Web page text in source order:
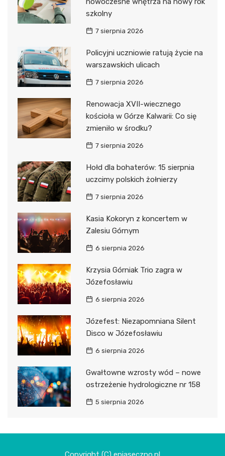
szkolny
7 sierpnia 2026
Policyjni uczniowie ratują życie na
warszawskich ulicach
7 sierpnia 2026
Renowacja XVII-wiecznego
kościoła w Górze Kalwarii: Co się
zmieniło w środku?
7 sierpnia 2026
Hołd dla bohaterów: 15 sierpnia
uczcimy polskich żołnierzy
7 sierpnia 2026
Kasia Kokoryn z koncertem w
Zalesiu Górnym
6 sierpnia 2026
Krzysia Górniak Trio zagra w
Józefosławiu
6 sierpnia 2026
Józefest: Niezapomniana Silent
Disco w Józefosławiu
6 sierpnia 2026
Gwałtowne wzrosty wód – nowe
ostrzeżenie hydrologiczne nr 158
5 sierpnia 2026